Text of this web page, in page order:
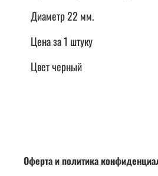
Диаметр 22 мм.
Цена за 1 штуку
Цвет черный
Оферта и политика